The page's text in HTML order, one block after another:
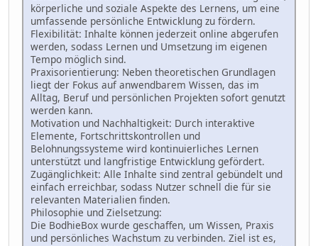
körperliche und soziale Aspekte des Lernens, um eine
umfassende persönliche Entwicklung zu fördern.
Flexibilität: Inhalte können jederzeit online abgerufen
werden, sodass Lernen und Umsetzung im eigenen
Tempo möglich sind.
Praxisorientierung: Neben theoretischen Grundlagen
liegt der Fokus auf anwendbarem Wissen, das im
Alltag, Beruf und persönlichen Projekten sofort genutzt
werden kann.
Motivation und Nachhaltigkeit: Durch interaktive
Elemente, Fortschrittskontrollen und
Belohnungssysteme wird kontinuierliches Lernen
unterstützt und langfristige Entwicklung gefördert.
Zugänglichkeit: Alle Inhalte sind zentral gebündelt und
einfach erreichbar, sodass Nutzer schnell die für sie
relevanten Materialien finden.
Philosophie und Zielsetzung:
Die BodhieBox wurde geschaffen, um Wissen, Praxis
und persönliches Wachstum zu verbinden. Ziel ist es,